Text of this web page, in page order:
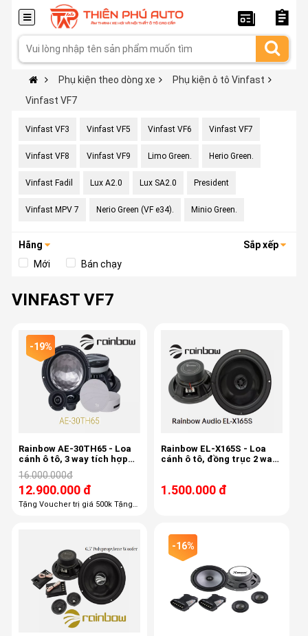
Phụ kiện theo dòng xe
Phụ kiện ô tô Vinfast
Vinfast VF7
Vinfast VF3 Vinfast VF5 Vinfast VF6 Vinfast VF7
Vinfast VF8 Vinfast VF9 Limo Green. Herio Green.
Vinfast Fadil Lux A2.0 Lux SA2.0 President
Vinfast MPV 7 Nerio Green (VF e34). Minio Green.
Hãng
Sắp xếp
Mới
Bán chạy
VINFAST VF7
-19%
Rainbow AE-30TH65 - Loa
cánh ô tô, 3 way tích hợp
mid-treb , 6.5 inch, 80/150w,
50-22khz, 87db
16.000.000đ
12.900.000 đ
Tặng Voucher trị giá 500k Tặng
Rainbow EL-X165S - Loa
cánh ô tô, đồng trục 2 way,
1.500.000 đ
-16%